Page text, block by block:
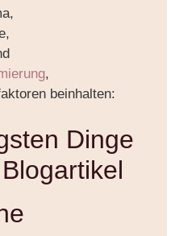
,
beinhalten:
Dinge